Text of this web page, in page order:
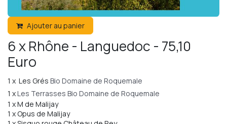
Ajouter au panier
6 x Rhône - Languedoc - 75,10
Euro
1 x Les Grés Bio Domaine de Roquemale
1 xLes Terrasses Bio Domaine de Roquemale
1 x M de Malijay
1 x Opus de Malijay